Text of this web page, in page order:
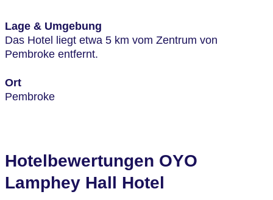
Lage & Umgebung
Das Hotel liegt etwa 5 km vom Zentrum von
Pembroke entfernt.
Ort
Pembroke
Hotelbewertungen OYO
Lamphey Hall Hotel